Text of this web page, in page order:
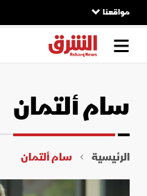
مواقعنا
سام ألتمان
الرئيسية سام ألتمان